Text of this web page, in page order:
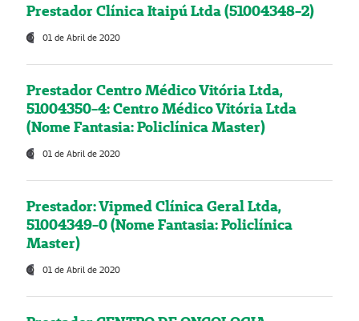
Prestador Clínica Itaipú Ltda (51004348-2)
01 de Abril de 2020
Prestador Centro Médico Vitória Ltda,
51004350-4: Centro Médico Vitória Ltda
(Nome Fantasia: Policlínica Master)
01 de Abril de 2020
Prestador: Vipmed Clínica Geral Ltda,
51004349-0 (Nome Fantasia: Policlínica
Master)
01 de Abril de 2020